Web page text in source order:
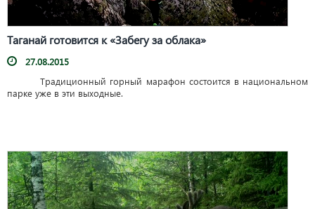
Таганай готовится к «Забегу за облака»
27.08.2015
Традиционный горный марафон состоится в национальном
парке уже в эти выходные.